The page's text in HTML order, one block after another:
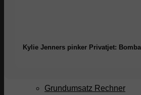
Grundumsatz Rechner
Kylie Jenners pinker Privatjet: